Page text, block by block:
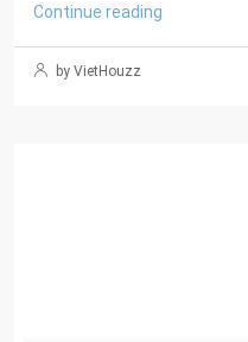
Continue reading
by VietHouzz